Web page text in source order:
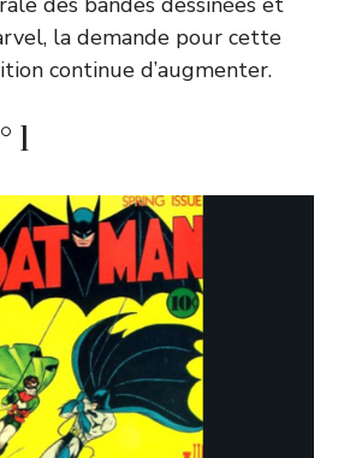
la demande pour cette
continue d’augmenter.
1